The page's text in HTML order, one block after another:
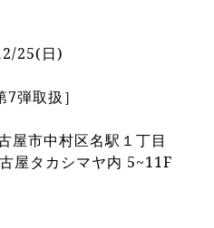
25(日)
弾取扱］
屋市中村区名駅１丁目
屋タカシマヤ内 5~11F